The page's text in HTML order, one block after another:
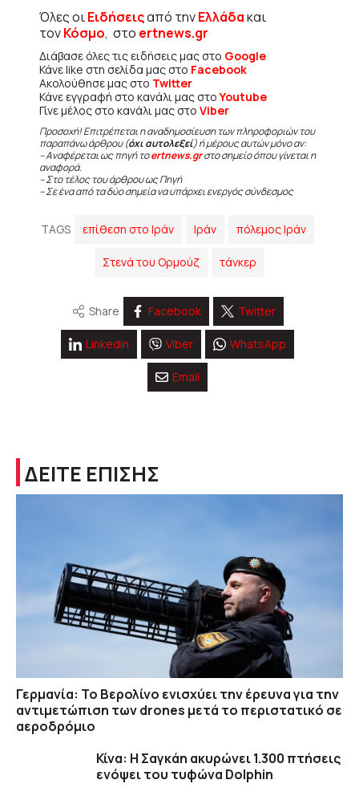
Όλες οιΕιδήσειςαπό τηνΕλλάδακαι
τονΚόσμο, στο ertnews.gr
Διάβασε όλες τις ειδήσεις μας στο Google
Κάνε like στη σελίδα μας στο Facebook
Ακολούθησε μας στο Twitter
Κάνε εγγραφή στο κανάλι μας στοYoutube
Γίνε μέλος στο κανάλι μας στο Viber
Προσοχή! Επιτρέπεται η αναδημοσίευση των πληροφοριών του
παραπάνω άρθρου (όχι αυτολεξεί) ή μέρους αυτών μόνο αν:
– Αναφέρεται ως πηγή τοertnews.grστο σημείο όπου γίνεται η
αναφορά.
– Στο τέλος του άρθρου ως Πηγή
– Σε ένα από τα δύο σημεία να υπάρχει ενεργός σύνδεσμος
TAGS επίθεση στο Ιράν Ιράν πόλεμος Ιράν
Στενά του Ορμούζ τάνκερ
Share Facebook Twitter
Linkedin Viber WhatsApp
Email
ΔΕΙΤΕ ΕΠΙΣΗΣ
Γερμανία: Το Βερολίνο ενισχύει την έρευνα για την
αντιμετώπιση των drones μετά το περιστατικό σε
αεροδρόμιο
Κίνα: Η Σαγκάη ακυρώνει 1.300 πτήσεις
ενόψει του τυφώνα Dolphin